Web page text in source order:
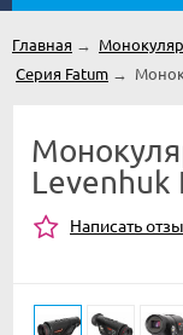
Главная →
Серия Fatum →
Levenhuk
Написать